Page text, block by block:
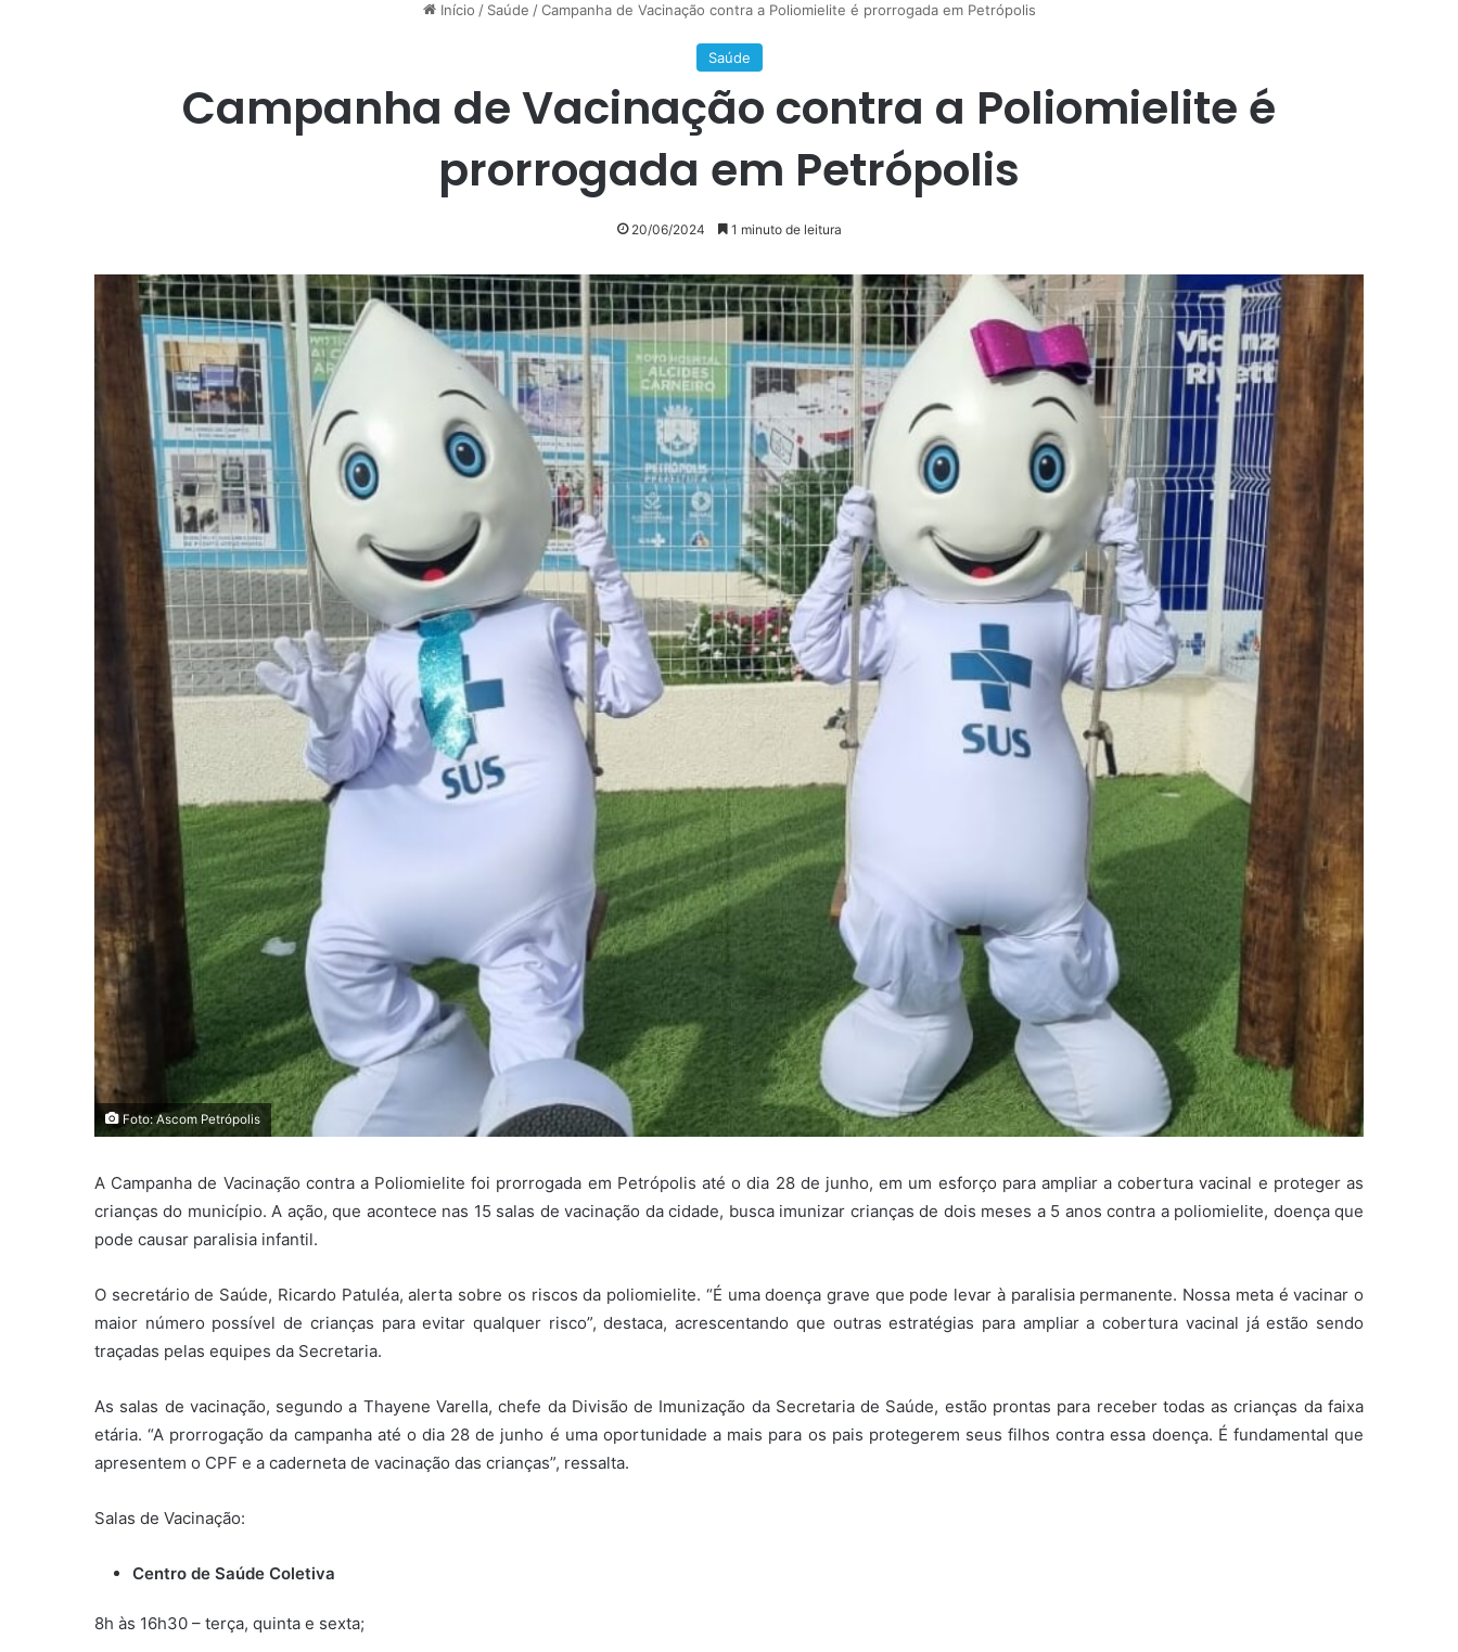
Início / Saúde / Campanha de Vacinação contra a Poliomielite é prorrogada em Petrópolis
Saúde
Campanha de Vacinação contra a Poliomielite é
prorrogada em Petrópolis
20/06/2024 1 minuto de leitura
Foto: Ascom Petrópolis
A Campanha de Vacinação contra a Poliomielite foi prorrogada em Petrópolis até o dia 28 de junho, em um esforço para ampliar a cobertura vacinal e proteger as
crianças do município. A ação, que acontece nas 15 salas de vacinação da cidade, busca imunizar crianças de dois meses a 5 anos contra a poliomielite, doença que
pode causar paralisia infantil.
O secretário de Saúde, Ricardo Patuléa, alerta sobre os riscos da poliomielite. “É uma doença grave que pode levar à paralisia permanente. Nossa meta é vacinar o
maior número possível de crianças para evitar qualquer risco”, destaca, acrescentando que outras estratégias para ampliar a cobertura vacinal já estão sendo
traçadas pelas equipes da Secretaria.
As salas de vacinação, segundo a Thayene Varella, chefe da Divisão de Imunização da Secretaria de Saúde, estão prontas para receber todas as crianças da faixa
etária. “A prorrogação da campanha até o dia 28 de junho é uma oportunidade a mais para os pais protegerem seus filhos contra essa doença. É fundamental que
apresentem o CPF e a caderneta de vacinação das crianças”, ressalta.
Salas de Vacinação:
Centro de Saúde Coletiva
8h às 16h30 – terça, quinta e sexta;